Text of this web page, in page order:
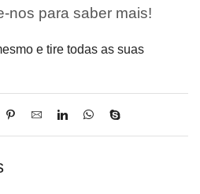
nos para saber mais!
e tire todas as suas